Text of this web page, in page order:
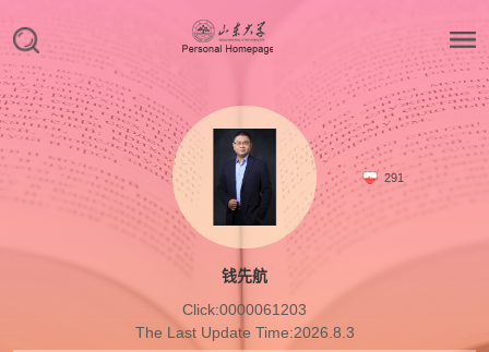
291
钱先航
Click:0000061203
The Last Update Time:2026.8.3